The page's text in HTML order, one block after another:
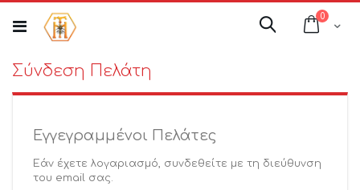
στο
περιεχόμενο
Cart
0
Αναζήτηση
Σύνδεση Πελάτη
Εγγεγραμμένοι Πελάτες
Εάν έχετε λογαριασμό, συνδεθείτε με τη διεύθυνση
του email σας.